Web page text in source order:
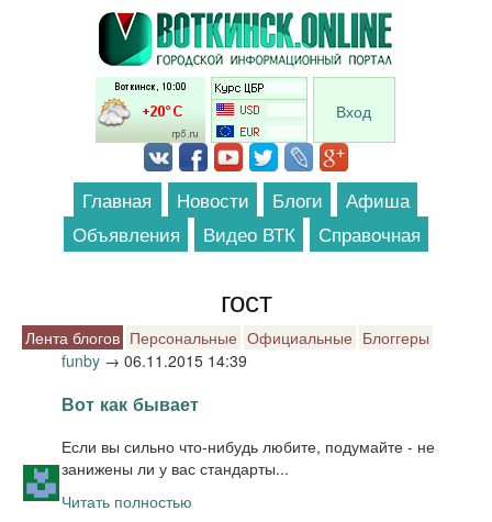
Перейти к основному содержанию
Вход
Главная Новости Блоги
Афиша
Объявления
Видео ВТК Справочная
гост
Лента блогов Персональные Официальные Блоггеры
funby → 06.11.2015 14:39
Вот как бывает
Если вы сильно что-нибудь любите, подумайте - не
занижены ли у вас стандарты...
Читать полностью